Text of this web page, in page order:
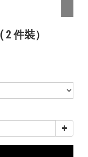
2 件裝）